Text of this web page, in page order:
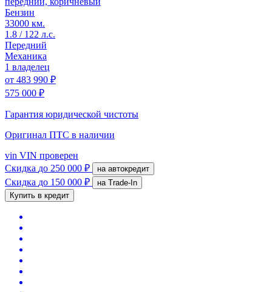
Бензин
33000 км.
1.8 / 122 л.с.
Передний
Механика
1 владелец
от 483 990 ₽
575 000 ₽
Гарантия юридической чистоты
Оригинал ПТС в наличии
vin VIN проверен
Скидка до 250 000 ₽ на автокредит
Скидка до 150 000 ₽
на Trade-In
Купить в кредит